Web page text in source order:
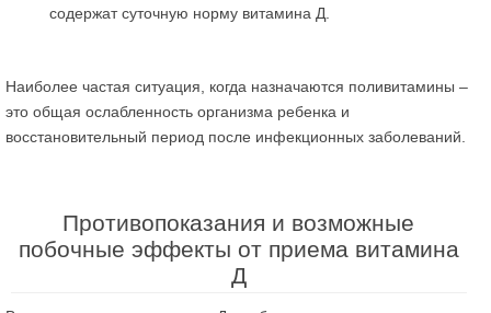
содержат суточную норму витамина Д.
Наиболее частая ситуация, когда назначаются поливитамины –
это общая ослабленность организма ребенка и
восстановительный период после инфекционных заболеваний.
Противопоказания и возможные
побочные эффекты от приема витамина
Д